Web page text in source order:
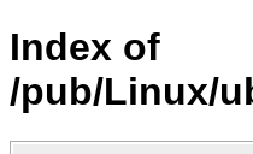
Index of
/pub/Linux/